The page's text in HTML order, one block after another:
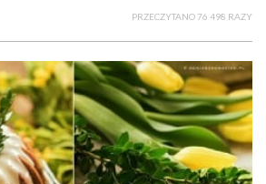
PRZECZYTANO 76 498 RAZY